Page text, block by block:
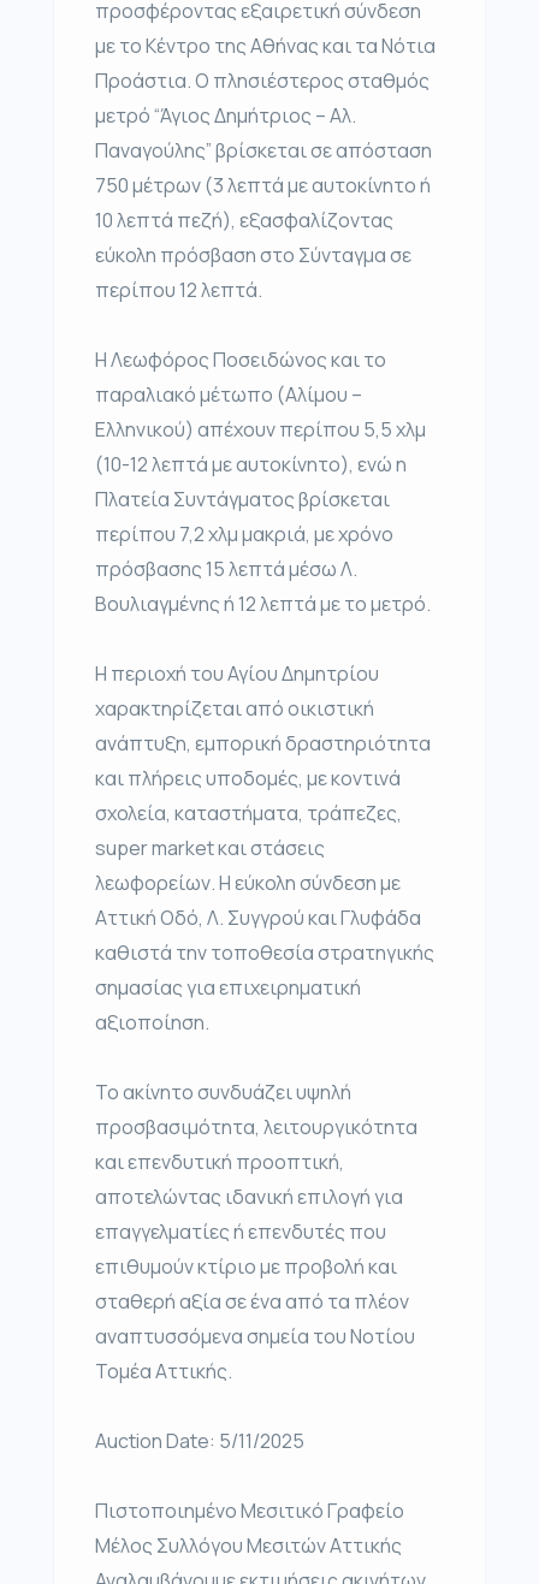
προσφέροντας εξαιρετική σύνδεση
με το Κέντρο της Αθήνας και τα Νότια
Προάστια. Ο πλησιέστερος σταθμός
μετρό “Άγιος Δημήτριος – Αλ.
Παναγούλης” βρίσκεται σε απόσταση
750 μέτρων (3 λεπτά με αυτοκίνητο ή
10 λεπτά πεζή), εξασφαλίζοντας
εύκολη πρόσβαση στο Σύνταγμα σε
περίπου 12 λεπτά.
Η Λεωφόρος Ποσειδώνος και το
παραλιακό μέτωπο (Αλίμου –
Ελληνικού) απέχουν περίπου 5,5 χλμ
(10-12 λεπτά με αυτοκίνητο), ενώ η
Πλατεία Συντάγματος βρίσκεται
περίπου 7,2 χλμ μακριά, με χρόνο
πρόσβασης 15 λεπτά μέσω Λ.
Βουλιαγμένης ή 12 λεπτά με το μετρό.
Η περιοχή του Αγίου Δημητρίου
χαρακτηρίζεται από οικιστική
ανάπτυξη, εμπορική δραστηριότητα
και πλήρεις υποδομές, με κοντινά
σχολεία, καταστήματα, τράπεζες,
super market και στάσεις
λεωφορείων. Η εύκολη σύνδεση με
Αττική Οδό, Λ. Συγγρού και Γλυφάδα
καθιστά την τοποθεσία στρατηγικής
σημασίας για επιχειρηματική
αξιοποίηση.
Το ακίνητο συνδυάζει υψηλή
προσβασιμότητα, λειτουργικότητα
και επενδυτική προοπτική,
αποτελώντας ιδανική επιλογή για
επαγγελματίες ή επενδυτές που
επιθυμούν κτίριο με προβολή και
σταθερή αξία σε ένα από τα πλέον
αναπτυσσόμενα σημεία του Νοτίου
Τομέα Αττικής.
Auction Date: 5/11/2025
Πιστοποιημένο Μεσιτικό Γραφείο
Μέλος Συλλόγου Μεσιτών Αττικής